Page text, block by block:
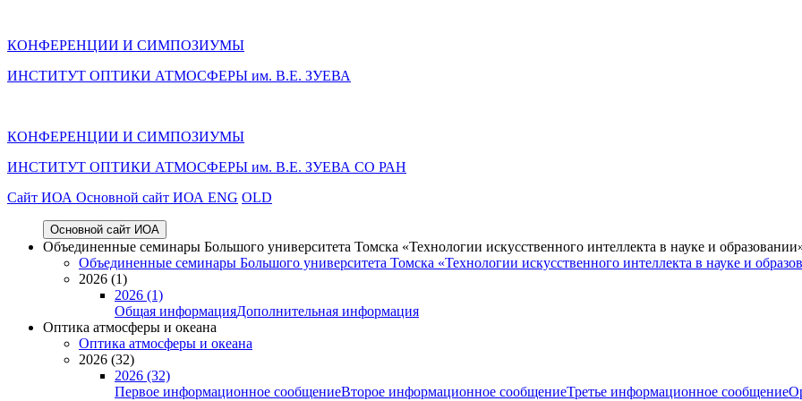
КОНФЕРЕНЦИИ И СИМПОЗИУМЫ
ИНСТИТУТ ОПТИКИ АТМОСФЕРЫ им. В.Е. ЗУЕВА
КОНФЕРЕНЦИИ И СИМПОЗИУМЫ
ИНСТИТУТ ОПТИКИ АТМОСФЕРЫ им. В.Е. ЗУЕВА СО РАН
Cайт ИОА Основной сайт ИОА ENG OLD
Основной сайт ИОА
Объединенные семинары Большого университета Томска «Технологии искусственного интеллекта в науке и
Объединенные семинары Большого университета Томска «Технологии искусственного интеллекта в науке и
2026 (1)
2026 (1)
Общая информацияДополнительная информация
Оптика атмосферы и океана
Оптика атмосферы и океана
2026 (32)
2026 (32)
Первое информационное сообщениеВторое информационное сообщениеТретье информационное сообщение